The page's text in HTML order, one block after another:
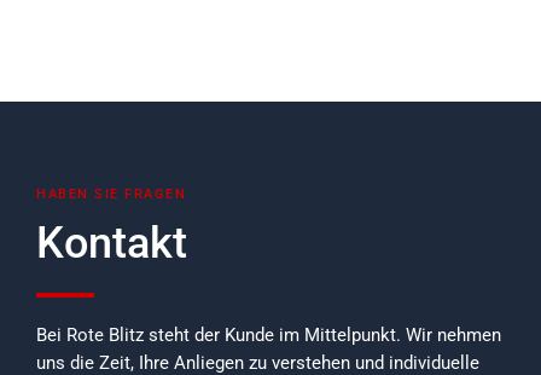
HABEN SIE FRAGEN
Kontakt
Bei Rote Blitz steht der Kunde im Mittelpunkt. Wir nehmen
uns die Zeit, Ihre Anliegen zu verstehen und individuelle